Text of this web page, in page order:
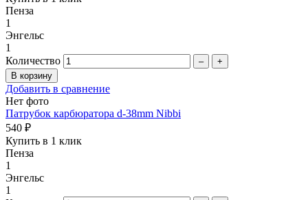
Пенза
1
Энгельс
1
Количество
– +
Добавить в сравнение
Нет фото
Патрубок карбюратора d-38mm Nibbi
540 ₽
Купить в 1 клик
Пенза
1
Энгельс
1